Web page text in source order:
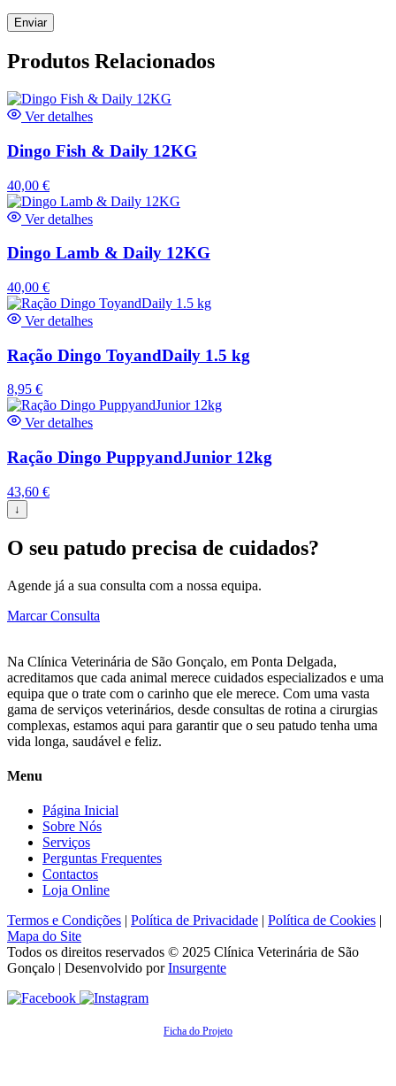
Produtos Relacionados
Ver detalhes
Dingo Fish & Daily 12KG
40,00 €
Ver detalhes
Dingo Lamb & Daily 12KG
40,00 €
Ver detalhes
Ração Dingo ToyandDaily 1.5 kg
8,95 €
Ver detalhes
Ração Dingo PuppyandJunior 12kg
43,60 €
↓
O seu patudo precisa de cuidados?
Agende já a sua consulta com a nossa equipa.
Marcar Consulta
Na Clínica Veterinária de São Gonçalo, em Ponta Delgada,
acreditamos que cada animal merece cuidados especializados e uma
equipa que o trate com o carinho que ele merece. Com uma vasta
gama de serviços veterinários, desde consultas de rotina a cirurgias
complexas, estamos aqui para garantir que o seu patudo tenha uma
vida longa, saudável e feliz.
Menu
Página Inicial
Sobre Nós
Serviços
Perguntas Frequentes
Contactos
Loja Online
Termos e Condições | Política de Privacidade | Política de Cookies |
Mapa do Site
Todos os direitos reservados © 2025 Clínica Veterinária de São
Gonçalo | Desenvolvido porInsurgente
Ficha do Projeto